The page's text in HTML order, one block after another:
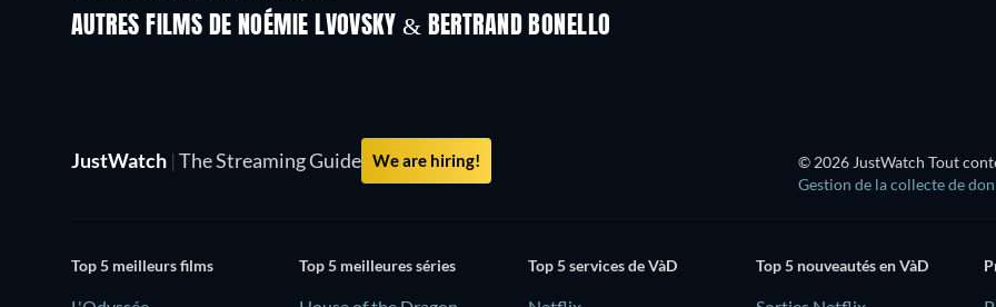
AUTRES FILMS DE NOÉMIE LVOVSKY & BERTRAND BONELLO
JustWatch | The Streaming Guide We are hiring! © 2026 JustWatch Tout
Gestion de la collecte de
Top 5 meilleurs films Top 5 meilleures séries Top 5 services de VàD Top 5 nouveautés en VàD